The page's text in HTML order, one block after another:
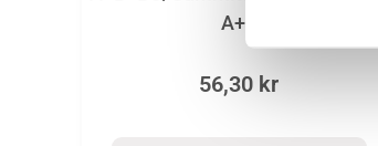
A+B
56,30 kr